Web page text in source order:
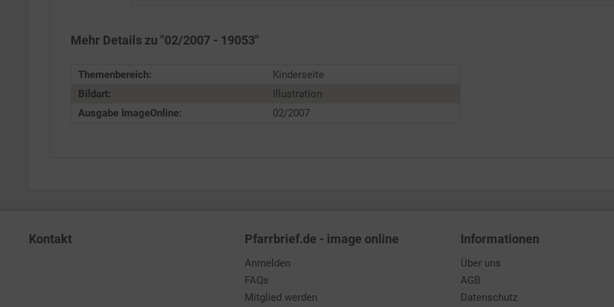
Mehr Details zu "02/2007 - 19053"
Themenbereich:
Kinderseite
Bildart:
Illustration
Ausgabe ImageOnline:
02/2007
Kontakt Pfarrbrief.de - image online
Anmelden
FAQs
Mitglied werden
Informationen
Über uns
AGB
Datenschutz
Service